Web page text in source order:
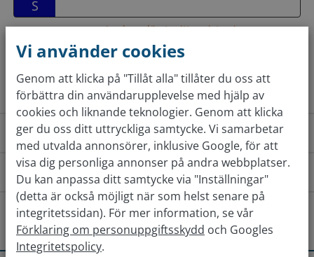
Jag har glömt mitt registreringsnummer
Hur fungerar det?
Hur kommer jag till stationen?
Från söder Från väst
Kör nordöst på Bergslagsvägen, riksväg 275.
Finns det andra stationer i närheten?
Stockholm-Solna
Vi använder cookies
Genom att klicka på "Tillåt alla" tillåter du oss att
förbättra din användarupplevelse med hjälp av
cookies och liknande teknologier. Genom att klicka
ger du oss ditt uttryckliga samtycke. Vi samarbetar
med utvalda annonsörer, inklusive Google, för att
visa dig personliga annonser på andra webbplatser.
Du kan anpassa ditt samtycke via "Inställningar"
(detta är också möjligt när som helst senare på
integritetssidan). För mer information, se vår
Förklaring om personuppgiftsskydd och Googles
Integritetspolicy.